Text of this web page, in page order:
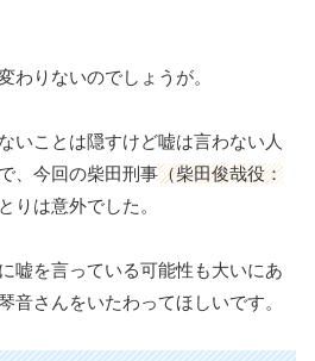
わりないのでしょうが。
いことは隠すけど嘘は言わない人
、今回の柴田刑事（柴田俊哉役：
りは意外でした。
嘘を言っている可能性も大いにあ
音さんをいたわってほしいです。